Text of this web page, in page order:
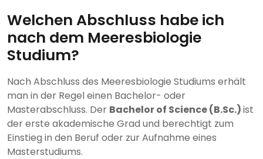
Welchen Abschluss habe ich
nach dem Meeresbiologie
Studium?
Nach Abschluss des Meeresbiologie Studiums erhält
man in der Regel einen Bachelor- oder
Masterabschluss. Der Bachelor of Science (B.Sc.)ist
der erste akademische Grad und berechtigt zum
Einstieg in den Beruf oder zur Aufnahme eines
Masterstudiums.